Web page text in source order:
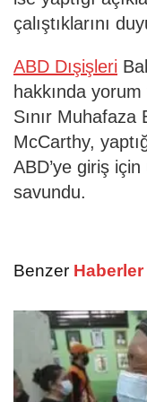
çalıştıklarını
ABD Dışişleri
hakkında
Sınır Muhafaza
McCarthy,
ABD’ye giriş için
savundu.
Benzer Haberler